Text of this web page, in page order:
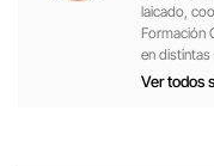
laicado,
Formación
en
Ver todos